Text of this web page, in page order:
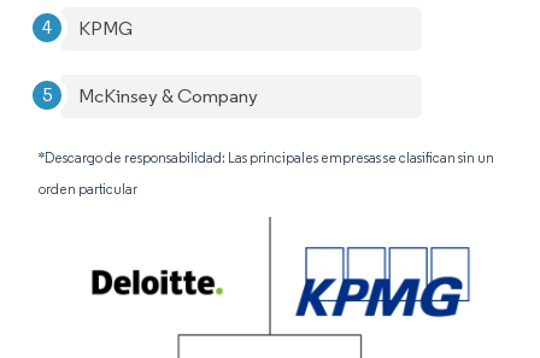
KPMG
McKinsey & Company
*Descargo de responsabilidad: Las principales empresas se clasifican sin un
orden particular